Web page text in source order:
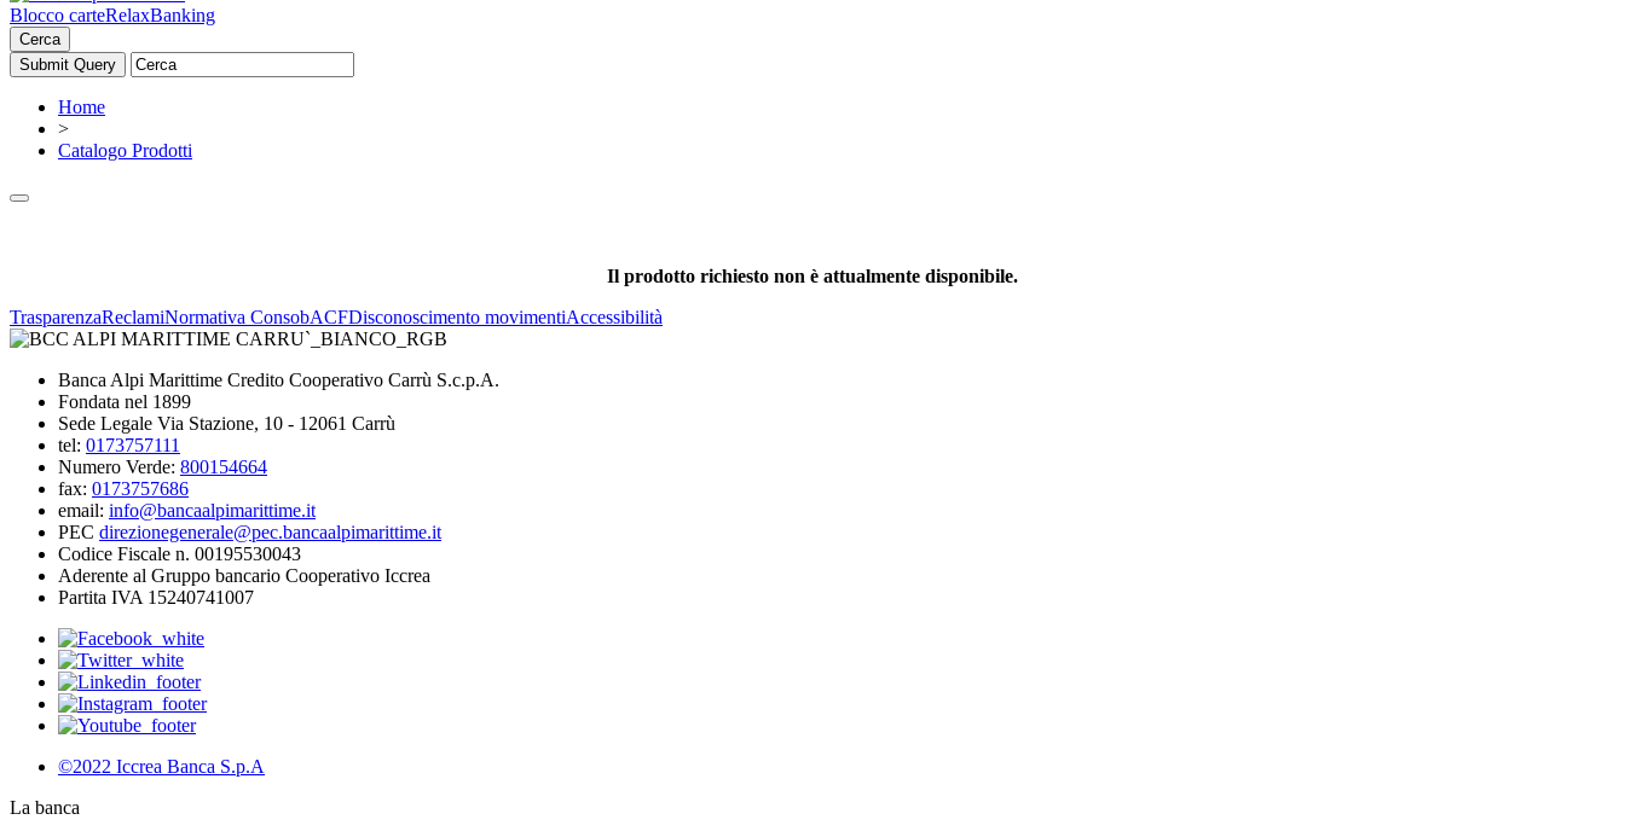
Blocco carteRelaxBanking
Cerca
Home
>
Catalogo Prodotti
Il prodotto richiesto non è attualmente disponibile.
TrasparenzaReclamiNormativa ConsobACFDisconoscimento movimentiAccessibilità
Banca Alpi Marittime Credito Cooperativo Carrù S.c.p.A.
Fondata nel 1899
Sede Legale Via Stazione, 10 - 12061 Carrù
tel: 0173757111
Numero Verde: 800154664
fax: 0173757686
email: info@bancaalpimarittime.it
PEC direzionegenerale@pec.bancaalpimarittime.it
Codice Fiscale n. 00195530043
Aderente al Gruppo bancario Cooperativo Iccrea
Partita IVA 15240741007
©2022 Iccrea Banca S.p.A
La banca